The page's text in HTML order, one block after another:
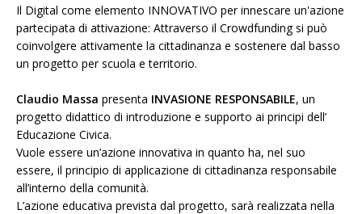
Il Digital come elemento INNOVATIVO per innescare un'azione
partecipata di attivazione: Attraverso il Crowdfunding si può
coinvolgere attivamente la cittadinanza e sostenere dal basso
un progetto per scuola e territorio.
Claudio Massa presenta INVASIONE RESPONSABILE, un
progetto didattico di introduzione e supporto ai principi dell’
Educazione Civica.
Vuole essere un’azione innovativa in quanto ha, nel suo
essere, il principio di applicazione di cittadinanza responsabile
all’interno della comunità.
L’azione educativa prevista dal progetto, sarà realizzata nella